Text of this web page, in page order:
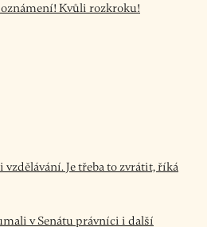
Kvůli rozkroku!
Je třeba to zvrátit, říká
v Senátu právníci i další